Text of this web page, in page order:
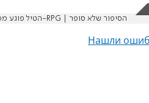
"הטיל פוגע ממש שני מטר ממני" נס ה-RPG | הסיפור שלא סופר
Нашли